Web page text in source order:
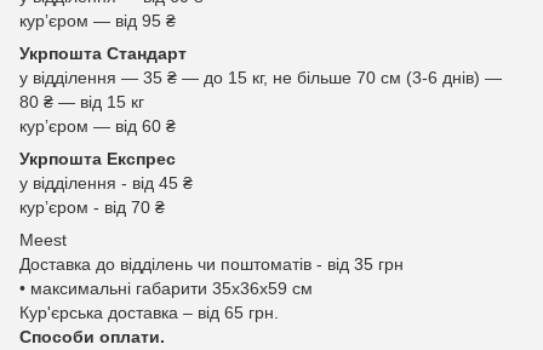
курʼєром — від 95 ₴
Укрпошта Стандарт
у відділення — 35 ₴ — до 15 кг, не більше 70 см (3-6 днів) —
80 ₴ — від 15 кг
курʼєром — від 60 ₴
Укрпошта Експрес
у відділення - від 45 ₴
курʼєром - від 70 ₴
Meest
Доставка до відділень чи поштоматів - від 35 грн
• максимальні габарити 35x36x59 см
Кур'єрська доставка – від 65 грн.
Способи оплати.